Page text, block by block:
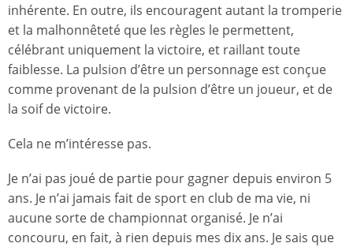
inhérente. En outre, ils encouragent autant la tromperie
et la malhonnêteté que les règles le permettent,
célébrant uniquement la victoire, et raillant toute
faiblesse. La pulsion d’être un personnage est conçue
comme provenant de la pulsion d’être un joueur, et de
la soif de victoire.
Cela ne m’intéresse pas.
Je n’ai pas joué de partie pour gagner depuis environ 5
ans. Je n’ai jamais fait de sport en club de ma vie, ni
aucune sorte de championnat organisé. Je n’ai
concouru, en fait, à rien depuis mes dix ans. Je sais que